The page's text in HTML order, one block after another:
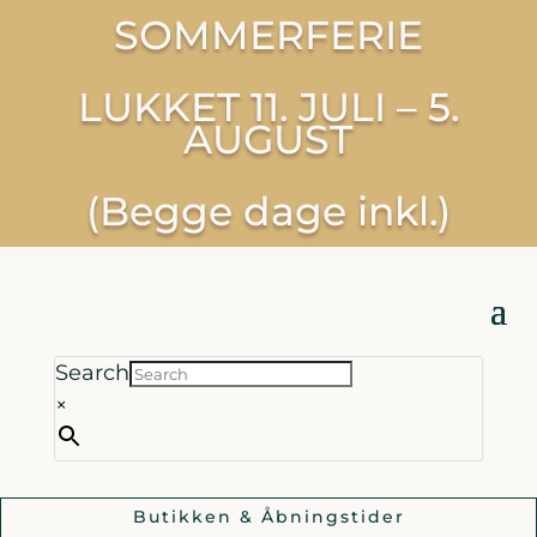
SOMMERFERIE
LUKKET 11. JULI – 5.
AUGUST
(Begge dage inkl.)
Search
×
Butikken & Åbningstider